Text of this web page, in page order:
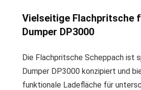
Vielseitige Flachpritsche
Dumper DP3000
Die Flachpritsche Scheppach ist
Dumper DP3000 konzipiert und
funktionale Ladefläche für